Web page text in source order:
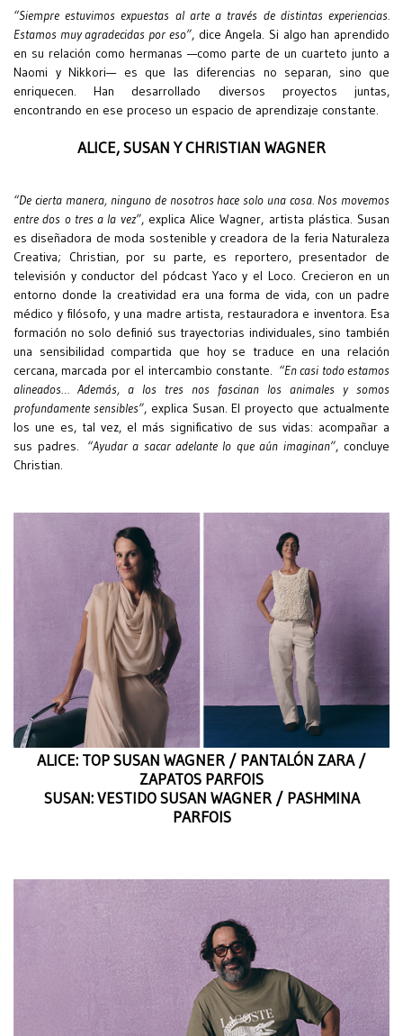
“Siempre estuvimos expuestas al arte a través de distintas experiencias.
Estamos muy agradecidas por eso”, dice Angela. Si algo han aprendido
en su relación como hermanas —como parte de un cuarteto junto a
Naomi y Nikkori— es que las diferencias no separan, sino que
enriquecen. Han desarrollado diversos proyectos juntas,
encontrando en ese proceso un espacio de aprendizaje constante.
ALICE, SUSAN Y CHRISTIAN WAGNER
“De cierta manera, ninguno de nosotros hace solo una cosa. Nos movemos
entre dos o tres a la vez”, explica Alice Wagner, artista plástica. Susan
es diseñadora de moda sostenible y creadora de la feria Naturaleza
Creativa; Christian, por su parte, es reportero, presentador de
televisión y conductor del pódcast Yaco y el Loco. Crecieron en un
entorno donde la creatividad era una forma de vida, con un padre
médico y filósofo, y una madre artista, restauradora e inventora. Esa
formación no solo definió sus trayectorias individuales, sino también
una sensibilidad compartida que hoy se traduce en una relación
cercana, marcada por el intercambio constante. “En casi todo estamos
alineados… Además, a los tres nos fascinan los animales y somos
profundamente sensibles”, explica Susan. El proyecto que actualmente
los une es, tal vez, el más significativo de sus vidas: acompañar a
sus padres. “Ayudar a sacar adelante lo que aún imaginan”, concluye
Christian.
ALICE: TOP SUSAN WAGNER / PANTALÓN ZARA /
ZAPATOS PARFOIS
SUSAN: VESTIDO SUSAN WAGNER / PASHMINA
PARFOIS